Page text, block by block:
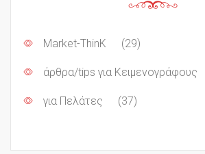
Market-ThinK (29)
άρθρα/tips για Κειμενογράφους
για Πελάτες (37)